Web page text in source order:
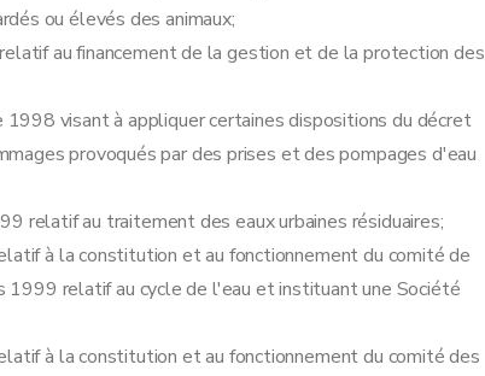
ou élevés des animaux;
au financement de la gestion et de la protection des
visant à appliquer certaines dispositions du décret
provoqués par des prises et des pompages d'eau
relatif au traitement des eaux urbaines résiduaires;
à la constitution et au fonctionnement du comité de
relatif au cycle de l'eau et instituant une Société
à la constitution et au fonctionnement du comité des